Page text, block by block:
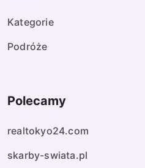
Kategorie
Podróże
Polecamy
realtokyo24.com
skarby-swiata.pl